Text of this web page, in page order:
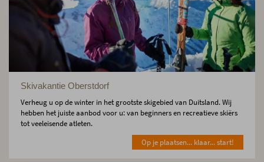
Skivakantie Oberstdorf
Verheug u op de winter in het grootste skigebied van Duitsland. Wij
hebben het juiste aanbod voor u: van beginners en recreatieve skiërs
tot veeleisende atleten.
Op je plaatsen... klaar... start!